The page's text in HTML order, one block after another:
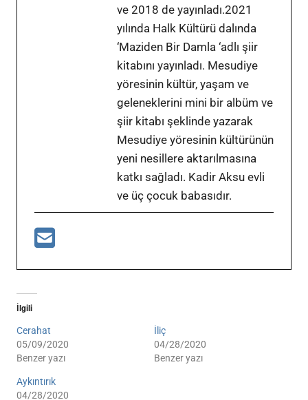
ve 2018 de yayınladı.2021
yılında Halk Kültürü dalında
‘Maziden Bir Damla ‘adlı şiir
kitabını yayınladı. Mesudiye
yöresinin kültür, yaşam ve
geleneklerini mini bir albüm ve
şiir kitabı şeklinde yazarak
Mesudiye yöresinin kültürünün
yeni nesillere aktarılmasına
katkı sağladı. Kadir Aksu evli
ve üç çocuk babasıdır.
İlgili
Cerahat
05/09/2020
Benzer yazı
İliç
04/28/2020
Benzer yazı
Aykıntırık
04/28/2020